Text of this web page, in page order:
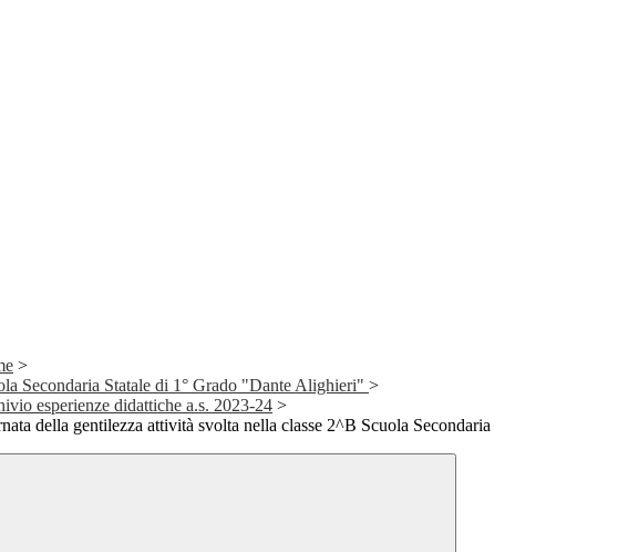
>
Secondaria Statale di 1° Grado "Dante Alighieri" >
esperienze didattiche a.s. 2023-24 >
della gentilezza attività svolta nella classe 2^B Scuola Secondaria